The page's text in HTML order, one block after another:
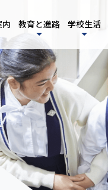
教育と進路 学校生活